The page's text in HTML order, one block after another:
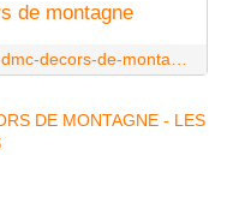
de montagne